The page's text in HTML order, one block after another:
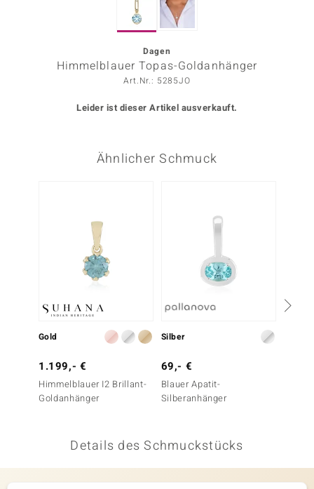
BY DE MELO
Dagen
Himmelblauer Topas-Goldanhänger
Art.Nr.: 5285JO
Leider ist dieser Artikel ausverkauft.
Ähnlicher Schmuck
Gold
1.199,- €
Himmelblauer I2 Brillant-
Goldanhänger
Silber
69,- €
Blauer Apatit-
Silberanhänger
Details des Schmuckstücks